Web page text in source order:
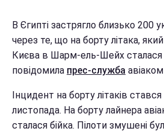
В Єгипті застрягло близько 200
через те, що на борту літака, який
Києва в Шарм-ель-Шейх сталася
повідомила прес-служба
Інцидент на борту літаків
листопада. На борту лайнера
сталася бійка. Пілоти змушені